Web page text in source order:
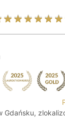
Gdańsku,